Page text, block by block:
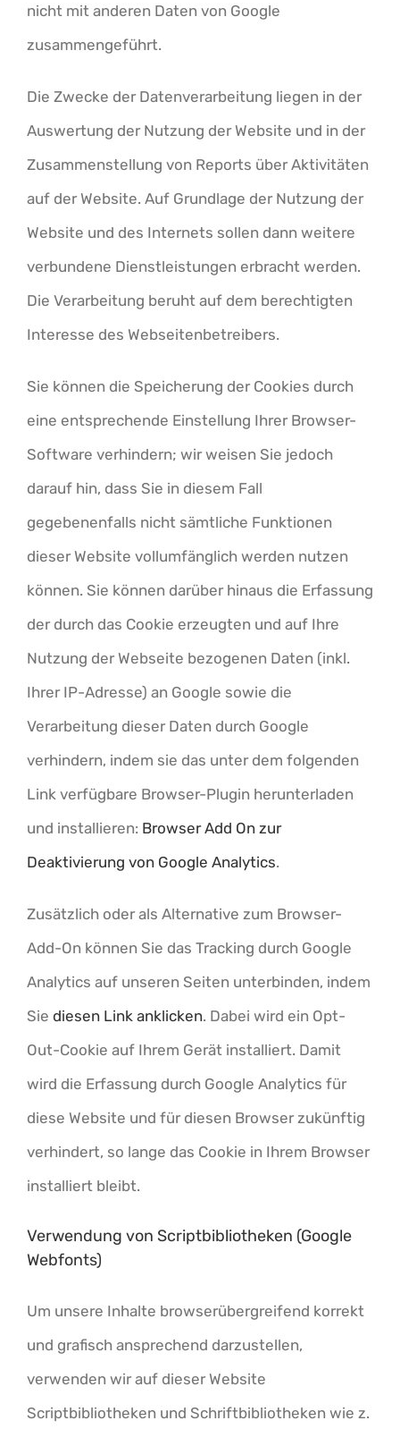
nicht mit anderen Daten von Google
zusammengeführt.
Die Zwecke der Datenverarbeitung liegen in der
Auswertung der Nutzung der Website und in der
Zusammenstellung von Reports über Aktivitäten
auf der Website. Auf Grundlage der Nutzung der
Website und des Internets sollen dann weitere
verbundene Dienstleistungen erbracht werden.
Die Verarbeitung beruht auf dem berechtigten
Interesse des Webseitenbetreibers.
Sie können die Speicherung der Cookies durch
eine entsprechende Einstellung Ihrer Browser-
Software verhindern; wir weisen Sie jedoch
darauf hin, dass Sie in diesem Fall
gegebenenfalls nicht sämtliche Funktionen
dieser Website vollumfänglich werden nutzen
können. Sie können darüber hinaus die Erfassung
der durch das Cookie erzeugten und auf Ihre
Nutzung der Webseite bezogenen Daten (inkl.
Ihrer IP-Adresse) an Google sowie die
Verarbeitung dieser Daten durch Google
verhindern, indem sie das unter dem folgenden
Link verfügbare Browser-Plugin herunterladen
und installieren: Browser Add On zur
Deaktivierung von Google Analytics.
Zusätzlich oder als Alternative zum Browser-
Add-On können Sie das Tracking durch Google
Analytics auf unseren Seiten unterbinden, indem
Sie diesen Link anklicken. Dabei wird ein Opt-
Out-Cookie auf Ihrem Gerät installiert. Damit
wird die Erfassung durch Google Analytics für
diese Website und für diesen Browser zukünftig
verhindert, so lange das Cookie in Ihrem Browser
installiert bleibt.
Verwendung von Scriptbibliotheken (Google
Webfonts)
Um unsere Inhalte browserübergreifend korrekt
und grafisch ansprechend darzustellen,
verwenden wir auf dieser Website
Scriptbibliotheken und Schriftbibliotheken wie z.